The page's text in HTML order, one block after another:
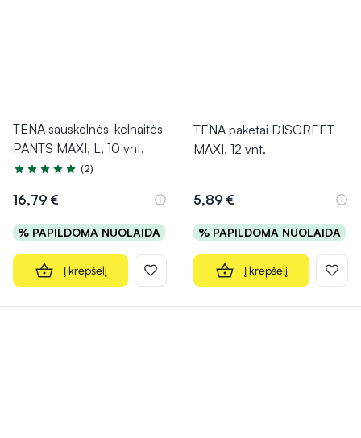
TENA sauskelnės-kelnaitės
PANTS MAXI, L, 10 vnt.
Įvertinimas 5.0 iš 5
(2)
16,79 €
% PAPILDOMA NUOLAIDA
Į krepšelį
TENA paketai DISCREET
MAXI, 12 vnt.
5,89 €
% PAPILDOMA NUOLAIDA
Į krepšelį